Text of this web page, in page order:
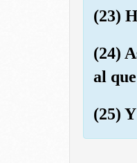
(23)
(24)
al
(25)